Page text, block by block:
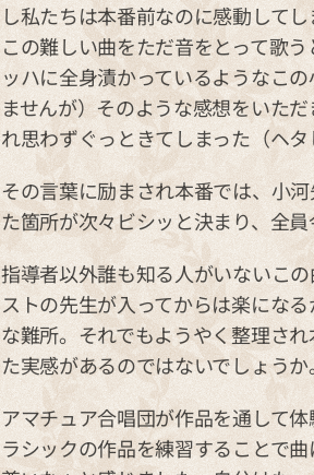
し私たちは本番前なのに感動して
この難しい曲をただ音をとって歌
ッハに全身漬かっているようなこ
ませんが）そのような感想をいた
れ思わずぐっときてしまった（ヘ
その言葉に励まされ本番では、小
た箇所が次々ビシッと決まり、全
指導者以外誰も知る人がいないこ
ストの先生が入ってからは楽にな
な難所。それでもようやく整理さ
た実感があるのではないでしょうか
アマチュア合唱団が作品を通して
ラシックの作品を練習することで